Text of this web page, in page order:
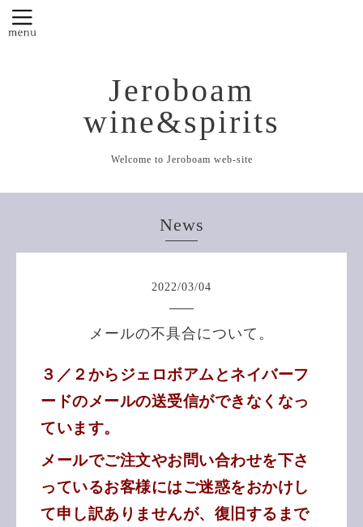
Jeroboam
wine&spirits
Welcome to Jeroboam web-site
News
2022/03/04
メールの不具合について。
３／２からジェロボアムとネイバーフ
ードのメールの送受信ができなくなっ
ています。
メールでご注文やお問い合わせを下さ
っているお客様にはご迷惑をおかけし
て申し訳ありませんが、復旧するまで